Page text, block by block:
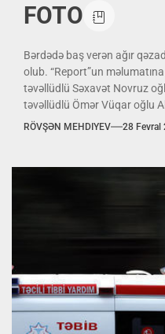
FOTO
Bərdədə baş verən ağır
olub. “Report”un
təvəllüdlü Səxavət Novruz
təvəllüdlü Ömər Vüqar oğlu
RÖVŞƏN MEHDIYEV 28 Fevral